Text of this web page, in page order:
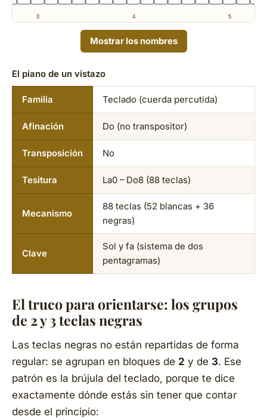
3 4 5
Mostrar los nombres
El piano de un vistazo
Familia Teclado (cuerda percutida)
Afinación Do (no transpositor)
Transposición No
Tesitura La0 – Do8 (88 teclas)
Mecanismo
88 teclas (52 blancas + 36
negras)
Clave
Sol y fa (sistema de dos
pentagramas)
El truco para orientarse: los grupos
de 2 y 3 teclas negras
Las teclas negras no están repartidas de forma
regular: se agrupan en bloques de 2 y de 3. Ese
patrón es la brújula del teclado, porque te dice
exactamente dónde estás sin tener que contar
desde el principio: